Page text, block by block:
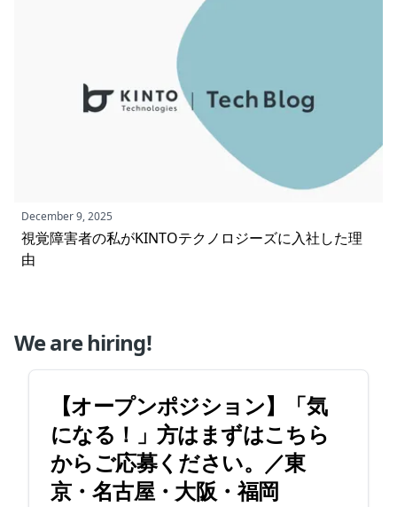
December 9, 2025
視覚障害者の私がKINTOテクノロジーズに入社した理
由
We are hiring!
【オープンポジション】「気
になる！」方はまずはこちら
からご応募ください。／東
京・名古屋・大阪・福岡